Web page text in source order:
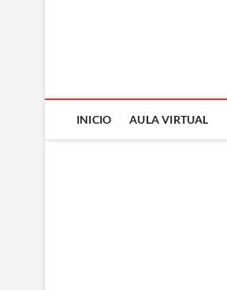
INICIO AULA VIRTUAL